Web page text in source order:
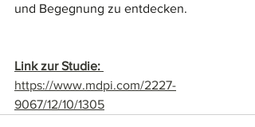
und Begegnung zu entdecken.
Link zur Studie:
https://www.mdpi.com/2227-
9067/12/10/1305